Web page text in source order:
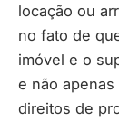
locação ou
no fato de
imóvel e o
e não
direitos de